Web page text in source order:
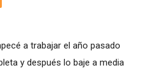
a trabajar el año pasado
y después lo baje a media